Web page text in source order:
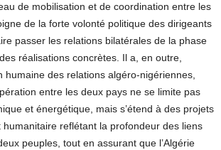
de mobilisation et de coordination entre les
de la forte volonté politique des dirigeants
passer les relations bilatérales de la phase
réalisations concrètes. Il a, en outre,
humaine des relations algéro-nigériennes,
entre les deux pays ne se limite pas
et énergétique, mais s’étend à des projets
reflétant la profondeur des liens
peuples, tout en assurant que l’Algérie